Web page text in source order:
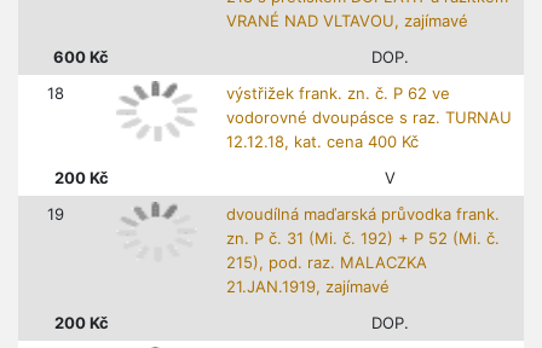
218 s přetiskem DOPLATIT a razítkem
VRANÉ NAD VLTAVOU, zajímavé
600Kč
DOP.
výstřižek frank. zn. č. P 62 ve
vodorovné dvoupásce s raz. TURNAU
12.12.18, kat. cena 400 Kč
200Kč
V
dvoudílná maďarská průvodka frank.
zn. P č. 31 (Mi. č. 192) + P 52 (Mi. č.
215), pod. raz. MALACZKA
21.JAN.1919, zajímavé
200Kč
DOP.